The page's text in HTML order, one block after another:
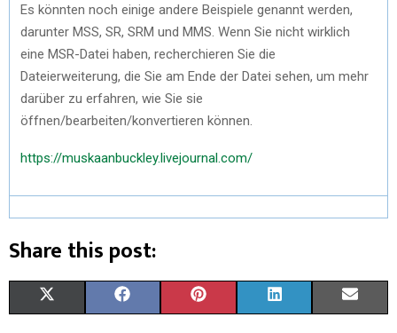
Es könnten noch einige andere Beispiele genannt werden,
darunter MSS, SR, SRM und MMS. Wenn Sie nicht wirklich
eine MSR-Datei haben, recherchieren Sie die
Dateierweiterung, die Sie am Ende der Datei sehen, um mehr
darüber zu erfahren, wie Sie sie
öffnen/bearbeiten/konvertieren können.
https://muskaanbuckley.livejournal.com/
Share this post: